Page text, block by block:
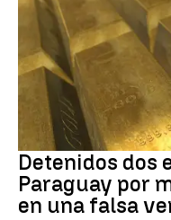
Paraguay
Detenidos dos
Paraguay por
en una falsa